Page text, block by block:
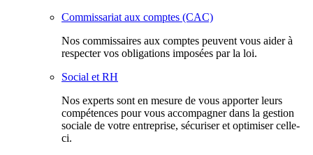
Commissariat aux comptes (CAC)
Nos commissaires aux comptes peuvent vous aider à
respecter vos obligations imposées par la loi.
Social et RH
Nos experts sont en mesure de vous apporter leurs
compétences pour vous accompagner dans la gestion
sociale de votre entreprise, sécuriser et optimiser celle-
ci.